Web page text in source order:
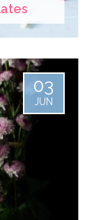
03
JUN